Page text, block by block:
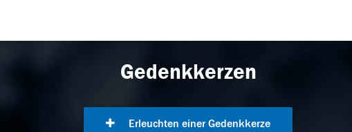
Gedenkkerzen
Erleuchten einer Gedenkkerze